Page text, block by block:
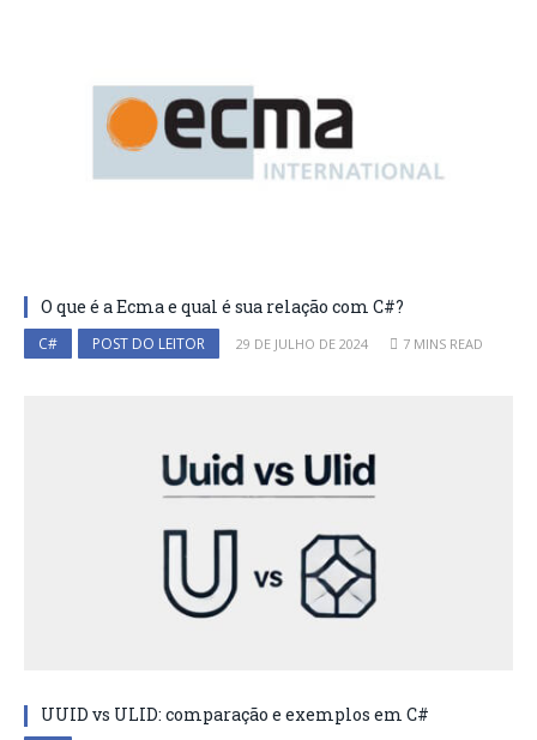
O que é a Ecma e qual é sua relação com C#?
C# POST DO LEITOR 29 DE JULHO DE 2024 7 MINS READ
UUID vs ULID: comparação e exemplos em C#